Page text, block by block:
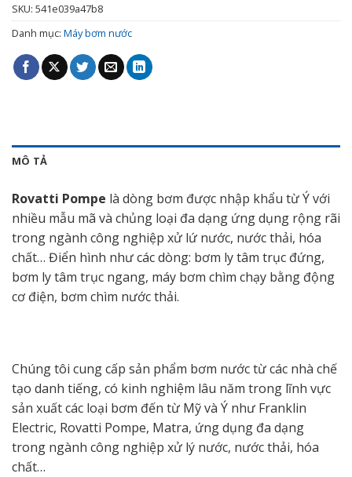
SKU: 541e039a47b8
Danh mục: Máy bơm nước
MÔ TẢ
Rovatti Pompe là dòng bơm được nhập khẩu từ Ý với
nhiều mẫu mã và chủng loại đa dạng ứng dụng rộng rãi
trong ngành công nghiệp xử lứ nước, nước thải, hóa
chất… Điển hình như các dòng: bơm ly tâm trục đứng,
bơm ly tâm trục ngang, máy bơm chìm chạy bằng động
cơ điện, bơm chìm nước thải.
Chúng tôi cung cấp sản phẩm bơm nước từ các nhà chế
tạo danh tiếng, có kinh nghiệm lâu năm trong lĩnh vực
sản xuất các loại bơm đến từ Mỹ và Ý như Franklin
Electric, Rovatti Pompe, Matra, ứng dụng đa dạng
trong ngành công nghiệp xử lý nước, nước thải, hóa
chất…